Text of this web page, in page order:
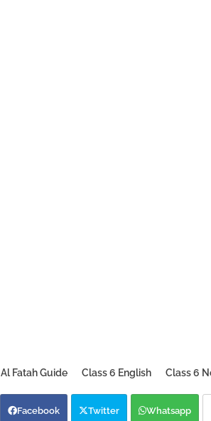
Al Fatah Guide Class 6 English Class 6
Facebook Twitter Whatsapp